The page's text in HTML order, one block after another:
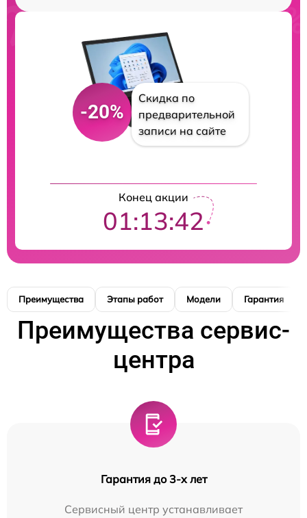
-20%
Скидка по
предварительной
записи на сайте
Конец акции
01:13:41
Преимущества Этапы работ Модели Гарантия
Преимущества сервис-
центра
Гарантия до 3-х лет
Сервисный центр устанавливает